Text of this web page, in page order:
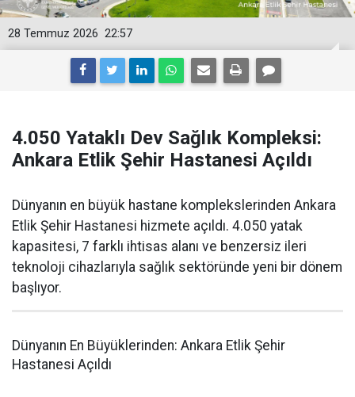
22:57
28 Temmuz 2026
4.050 Yataklı Dev Sağlık Kompleksi:
Ankara Etlik Şehir Hastanesi Açıldı
Dünyanın en büyük hastane komplekslerinden Ankara
Etlik Şehir Hastanesi hizmete açıldı. 4.050 yatak
kapasitesi, 7 farklı ihtisas alanı ve benzersiz ileri
teknoloji cihazlarıyla sağlık sektöründe yeni bir dönem
başlıyor.
Dünyanın En Büyüklerinden: Ankara Etlik Şehir
Hastanesi Açıldı